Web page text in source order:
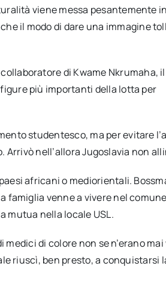
viene messa pesantemente in
il modo di dare una immagine
di Kwame Nkrumaha, il
più importanti della lotta per
studentesco, ma per evitare
nell’allora Jugoslavia non
africani o mediorientali.
famiglia venne a vivere nel
mutua nella locale USL.
di colore non se n’erano mai
riuscì, ben presto, a conquistarsi